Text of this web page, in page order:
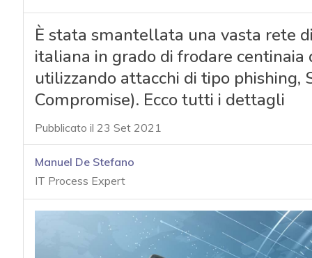
È stata smantellata una vasta rete
italiana in grado di frodare
utilizzando attacchi di tipo phishing,
Compromise). Ecco tutti i dettagli
Pubblicato il 23 Set 2021
Manuel De Stefano
IT Process Expert